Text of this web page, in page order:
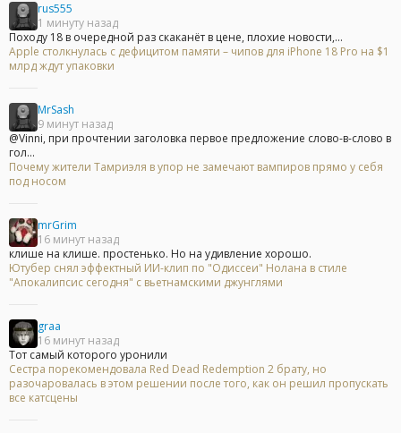
rus555
1 минуту назад
Походу 18 в очередной раз скаканёт в цене, плохие новости,...
Apple столкнулась с дефицитом памяти – чипов для iPhone 18 Pro на $1
млрд ждут упаковки
MrSash
9 минут назад
@Vinni, при прочтении заголовка первое предложение слово-в-слово в
гол...
Почему жители Тамриэля в упор не замечают вампиров прямо у себя
под носом
mrGrim
16 минут назад
клише на клише. простенько. Но на удивление хорошо.
Ютубер снял эффектный ИИ-клип по "Одиссеи" Нолана в стиле
"Апокалипсис сегодня" с вьетнамскими джунглями
graa
16 минут назад
Тот самый которого уронили
Сестра порекомендовала Red Dead Redemption 2 брату, но
разочаровалась в этом решении после того, как он решил пропускать
все катсцены